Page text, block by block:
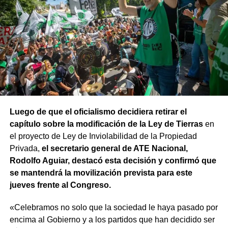
Luego de que el oficialismo decidiera retirar el
capítulo sobre la modificación de la Ley de Tierrasen
el proyecto de Ley de Inviolabilidad de la Propiedad
Privada, el secretario general de ATE Nacional,
Rodolfo Aguiar, destacó esta decisión y confirmó que
se mantendrá la movilización prevista para este
jueves frente al Congreso.
«Celebramos no solo que la sociedad le haya pasado por
encima al Gobierno y a los partidos que han decidido ser